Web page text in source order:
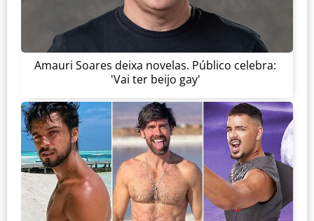
Amauri Soares deixa novelas. Público celebra:
'Vai ter beijo gay'